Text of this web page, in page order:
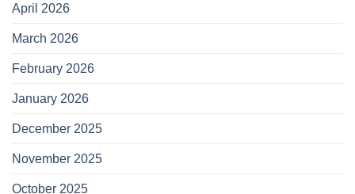
April 2026
March 2026
February 2026
January 2026
December 2025
November 2025
October 2025